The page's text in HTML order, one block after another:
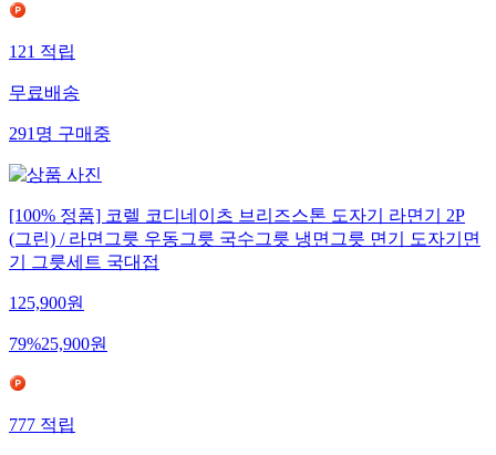
121적립
무료배송
291명구매중
[100% 정품] 코렐 코디네이츠 브리즈스톤 도자기 라면기 2P
(그린) / 라면그릇 우동그릇 국수그릇 냉면그릇 면기 도자기면
기 그릇세트 국대접
125,900원
79%25,900원
777적립